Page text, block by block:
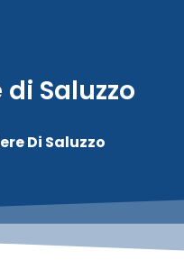
Saluzzo
Di Saluzzo